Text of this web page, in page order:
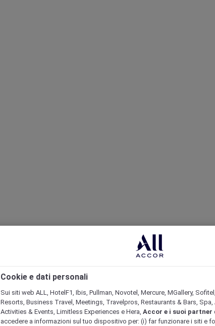
Cookie e dati personali
Sui siti web ALL, HotelF1, Ibis, Pullman, Novotel, Mercure, MGallery,
Resorts, Business Travel, Meetings, Travelpros, Restaurants & Bars,
Activities & Events, Limitless Experiences e Hera, Accor e i suoi partner
accedere a informazioni sul tuo dispositivo per: (i) far funzionare i siti e